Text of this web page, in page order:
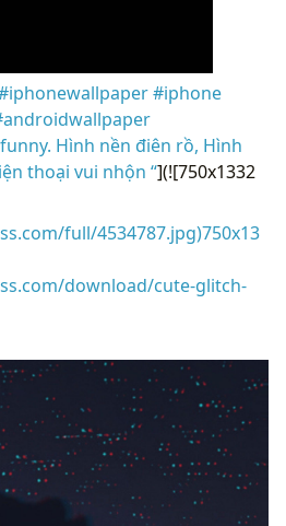
#iphone
Hình nền điên rồ, Hình
thoại vui nhộn “](![750x1332
full/4534787.jpg)750x13
download/cute-glitch-